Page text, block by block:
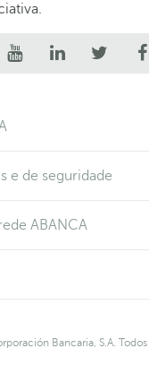
e de seguridade
ABANCA
Bancaria, S.A.